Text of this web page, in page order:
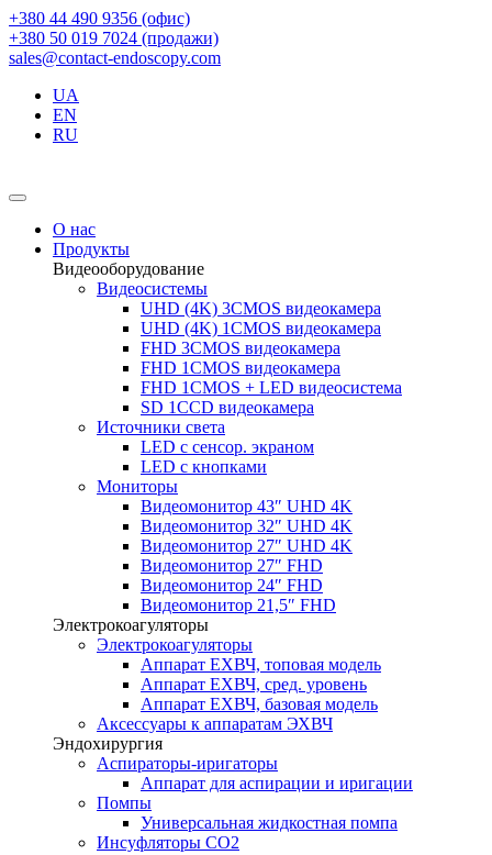
+380 44 490 9356 (офис)
+380 50 019 7024 (продажи)
sales@contact-endoscopy.com
UA
EN
RU
О нас
Продукты
Видеооборудование
Видеосистемы
UHD (4K) 3CMOS видеокамера
UHD (4K) 1CMOS видеокамера
FHD 3CMOS видеокамера
FHD 1CMOS видеокамера
FHD 1CMOS + LED видеосистема
SD 1CCD видеокамера
Источники света
LED с сенсор. экраном
LED с кнопками
Мониторы
Видеомонитор 43″ UHD 4K
Видеомонитор 32″ UHD 4K
Видеомонитор 27″ UHD 4K
Видеомонитор 27″ FHD
Видеомонитор 24″ FHD
Видеомонитор 21,5″ FHD
Электрокоагуляторы
Электрокоагуляторы
Аппарат ЕХВЧ, топовая модель
Аппарат ЕХВЧ, сред. уровень
Аппарат ЕХВЧ, базовая модель
Аксессуары к аппаратам ЭХВЧ
Эндохирургия
Аспираторы-иригаторы
Аппарат для аспирации и иригации
Помпы
Универсальная жидкостная помпа
Инсуфляторы СО2